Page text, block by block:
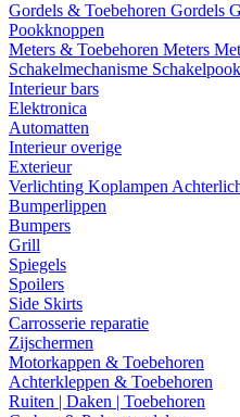
Gordels & Toebehoren Gordels
Pookknoppen
Meters & Toebehoren Meters
Schakelmechanisme Schakelpook
Interieur bars
Elektronica
Automatten
Interieur overige
Exterieur
Verlichting Koplampen
Bumperlippen
Bumpers
Grill
Spiegels
Spoilers
Side Skirts
Carrosserie reparatie
Zijschermen
Motorkappen & Toebehoren
Achterkleppen & Toebehoren
Ruiten | Daken | Toebehoren